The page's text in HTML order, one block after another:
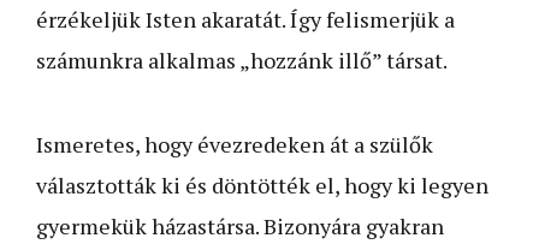
érzékeljük Isten akaratát. Így felismerjük a
számunkra alkalmas „hozzánk illő” társat.
Ismeretes, hogy évezredeken át a szülők
választották ki és döntötték el, hogy ki legyen
gyermekük házastársa. Bizonyára gyakran